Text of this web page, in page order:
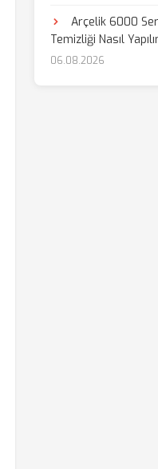
Arçelik 6000
Temizliği Nasıl
06.08.2026